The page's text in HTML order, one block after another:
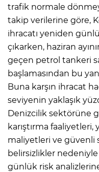
trafik normale
takip verilerine göre,
ihracatı yeniden
çıkarken, haziran
geçen petrol tankeri
başlamasından bu
Buna karşın ihracat
seviyenin yaklaşık
Denizcilik sektörüne
karıştırma faaliyetleri,
maliyetleri ve güvenli
belirsizlikler nedeniyle
günlük risk